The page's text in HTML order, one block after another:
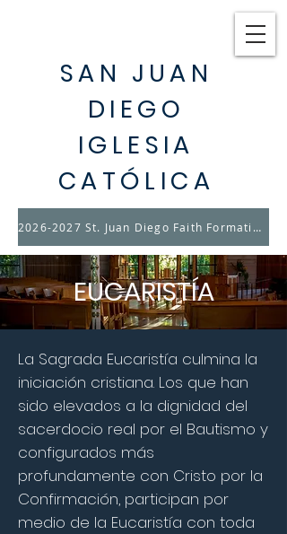
SAN JUAN
DIEGO
IGLESIA
CATÓLICA
2026-2027 St. Juan Diego Faith Formation & Youth Ministry Registration opens August 17th
EUCARISTÍA
La Sagrada Eucaristía culmina la
iniciación cristiana. Los que han
sido elevados a la dignidad del
sacerdocio real por el Bautismo y
configurados más
profundamente con Cristo por la
Confirmación, participan por
medio de la Eucaristía con toda